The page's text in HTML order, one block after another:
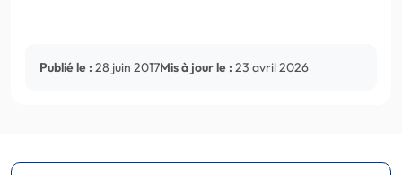
Publié le : 28 juin 2017Mis à jour le : 23 avril 2026